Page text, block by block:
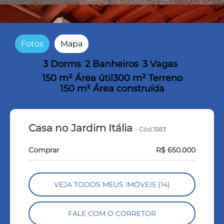
Fotos Mapa
3 Dorms 2 Banheiros 3 Vagas
150 m² Área útil300 m² Terreno
150 m² Área construída
Casa no Jardim Itália- Cód.1583
Comprar R$ 650.000
VEJA TODOS MEUS IMÓVEIS (14)
FALE COM O CORRETOR